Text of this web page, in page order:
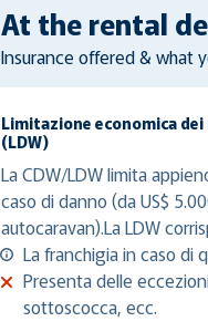
At the rental
Insurance offered & what
Limitazione economica
(LDW)
La CDW/LDW limita
caso di danno (da US$
autocaravan).La LDW
La franchigia in caso di
Presenta delle
sottoscocca, ecc.